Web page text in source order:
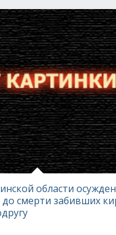
области
до смерти забивших